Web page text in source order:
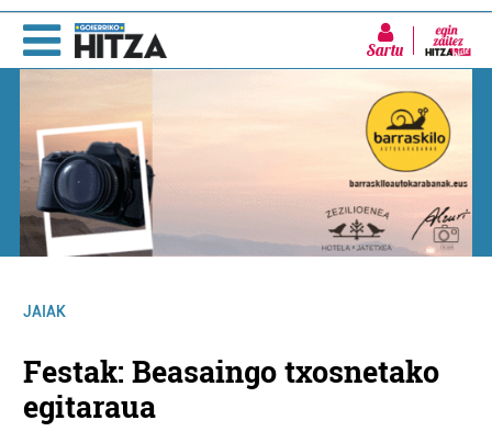
Sartu
JAIAK
Festak: Beasaingo txosnetako
egitaraua